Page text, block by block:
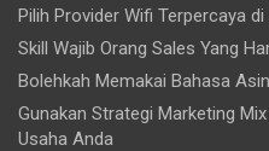
Pilih Provider Wifi Terpercaya di
Skill Wajib Orang Sales Yang
Bolehkah Memakai Bahasa
Gunakan Strategi Marketing
Usaha Anda